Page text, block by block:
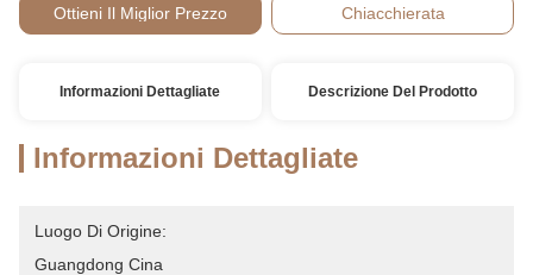
Ottieni Il Miglior Prezzo Chiacchierata
Informazioni Dettagliate Descrizione Del Prodotto
Informazioni Dettagliate
Luogo Di Origine:
Guangdong Cina